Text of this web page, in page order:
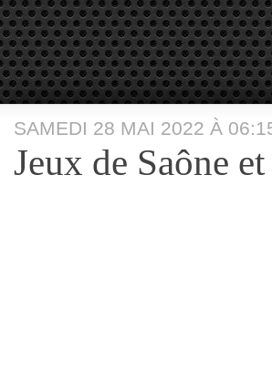
SAMEDI 28 MAI 2022 À
Jeux de Saône